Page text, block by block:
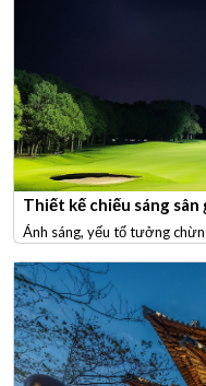
Thiết kế chiếu sáng sân
Ánh sáng, yếu tố tưởng